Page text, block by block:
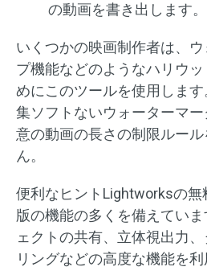
の動画を書き出します。
いくつかの映画制作者は、
プ機能などのようなハリウ
めにこのツールを使用しま
集ソフトないウォーターマ
意の動画の長さの制限ルー
ん。
便利なヒントLightworksの無
版の機能の多くを備えてい
ェクトの共有、立体視出力
リングなどの高度な機能を